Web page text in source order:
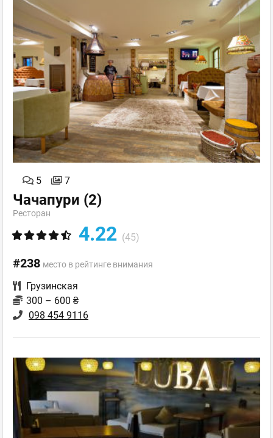
5 7
Чачапури (2)
Ресторан
4.22 (45)
#238 место в рейтинге внимания
Грузинская
300 – 600 ₴
098 454 9116